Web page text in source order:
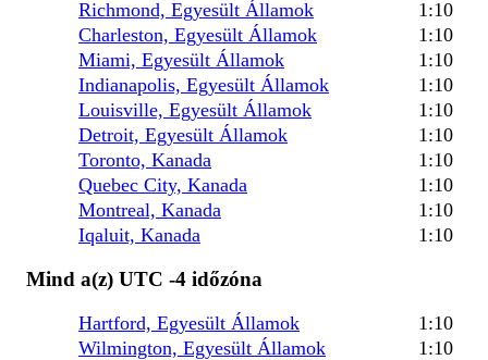
Richmond, Egyesült Államok
1:10
Charleston, Egyesült Államok
1:10
Miami, Egyesült Államok
1:10
Indianapolis, Egyesült Államok
1:10
Louisville, Egyesült Államok
1:10
Detroit, Egyesült Államok
1:10
Toronto, Kanada
1:10
Quebec City, Kanada
1:10
Montreal, Kanada
1:10
Iqaluit, Kanada
1:10
Mind a(z) UTC -4 időzóna
Hartford, Egyesült Államok
1:10
Wilmington, Egyesült Államok
1:10